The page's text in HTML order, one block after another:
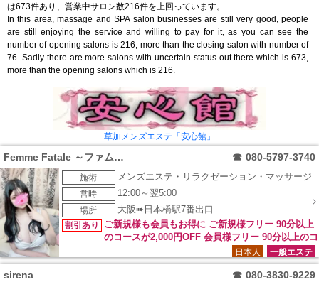
は673件あり、営業中サロン数216件を上回っています。
In this area, massage and SPA salon businesses are still very good, people
are still enjoying the service and willing to pay for it, as you can see the
number of opening salons is 216, more than the closing salon with number of
76. Sadly there are more salons with uncertain status out there which is 673,
more than the opening salons which is 216.
草加メンズエステ「安心館」
Femme Fatale ～ファムファタール～ ☎ 080-5797-3740
施術
メンズエステ・リラクゼーション・マッサージ
営時
12:00～翌5:00
場所
大阪➠日本橋駅7番出口
割引あり
ご新規様も会員もお得に ご新規様フリー 90分以上
のコースが2,000円OFF 会員様フリー 90分以上のコ
ースが1,000円OFF ご新規様・リピーター様共に 利用可能なイ
ベントになります。 ＊他のイベントと併用不可 ＊90分以上の
コースが対象 新人セラピスト限定 90分以上のコースが2,000
一般エステ
日本人
sirena ☎ 080-3830-9229